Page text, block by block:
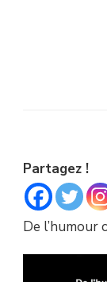
Partagez !
De l’humour